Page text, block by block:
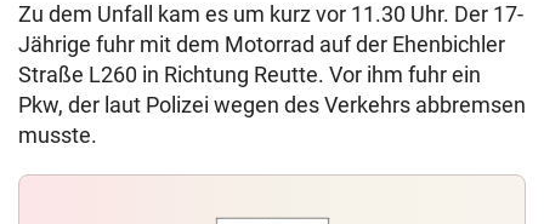
Zu dem Unfall kam es um kurz vor 11.30 Uhr. Der 17-
Jährige fuhr mit dem Motorrad auf der Ehenbichler
Straße L260 in Richtung Reutte. Vor ihm fuhr ein
Pkw, der laut Polizei wegen des Verkehrs abbremsen
musste.